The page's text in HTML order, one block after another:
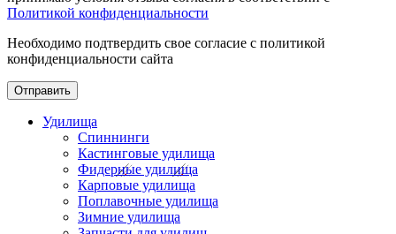
Политикой конфиденциальности
Необходимо подтвердить свое согласие с политикой
конфиденциальности сайта
Отправить
Удилища
Спиннинги
Кастинговые удилища
Фидерные удилища
Карповые удилища
Поплавочные удилища
Зимние удилища